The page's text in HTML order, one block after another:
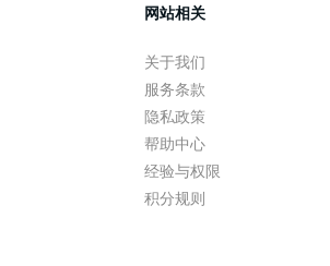
网站相关
关于我们
服务条款
隐私政策
帮助中心
经验与权限
积分规则